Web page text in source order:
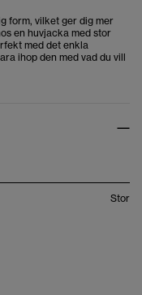
form, vilket ger dig mer
en huvjacka med stor
med det enkla
ihop den med vad du vill
Stor